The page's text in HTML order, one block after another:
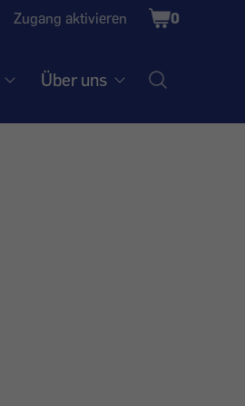
Zugang aktivieren
Shopping
Cart
0
Über uns